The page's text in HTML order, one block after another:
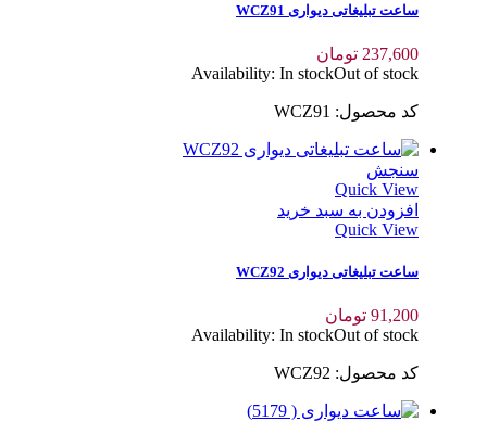
ساعت تبلیغاتی دیواری WCZ91
237,600 تومان
Availability:In stockOut of stock
کد محصول: WCZ91
سنجش
Quick View
افزودن به سبد خرید
Quick View
ساعت تبلیغاتی دیواری WCZ92
91,200 تومان
Availability:In stockOut of stock
کد محصول: WCZ92